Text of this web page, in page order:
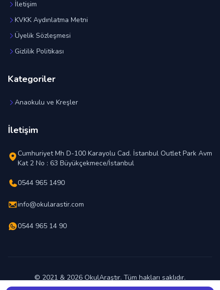
İletişim
KVKK Aydınlatma Metni
Üyelik Sözleşmesi
Gizlilik Politikası
Kategoriler
Anaokulu ve Kreşler
İletişim
Cumhuriyet Mh D-100 Karayolu Cad. İstanbul Outlet Park Avm
Kat 2 No : 63 Büyükçekmece/İstanbul
0544 965 1490
info@okularastir.com
0544 965 14 90
© 2021 & 2026 OkulAraştır. Tüm hakları saklıdır.